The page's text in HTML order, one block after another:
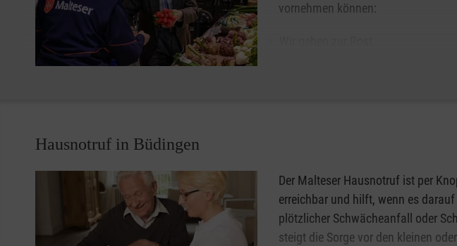
vornehmen können:
Kaufen Produkte des täglichen
Zuhause und lässt die Seniorinnen und Senioren weiterhin am gesellschaftlichen
Hausnotruf in Büdingen
Der Malteser Hausnotruf ist per
erreichbar und hilft, wenn es
plötzlicher Schwächeanfall oder
steigt die Sorge vor den kleinen